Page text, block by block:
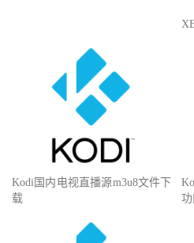
Kodi国内电视直播源m3u8文件下
载